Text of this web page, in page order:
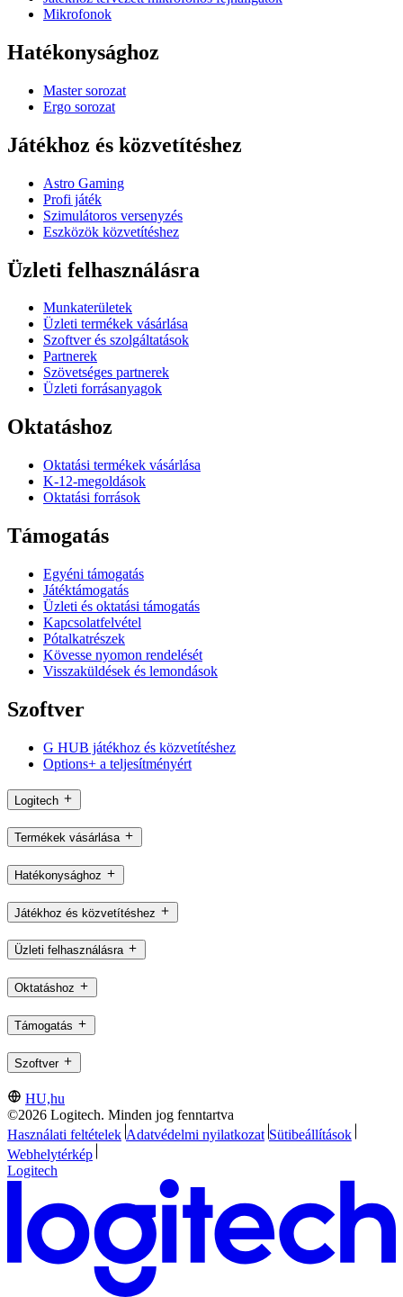
Mikrofonok
Hatékonysághoz
Master sorozat
Ergo sorozat
Játékhoz és közvetítéshez
Astro Gaming
Profi játék
Szimulátoros versenyzés
Eszközök közvetítéshez
Üzleti felhasználásra
Munkaterületek
Üzleti termékek vásárlása
Szoftver és szolgáltatások
Partnerek
Szövetséges partnerek
Üzleti forrásanyagok
Oktatáshoz
Oktatási termékek vásárlása
K-12-megoldások
Oktatási források
Támogatás
Egyéni támogatás
Játéktámogatás
Üzleti és oktatási támogatás
Kapcsolatfelvétel
Pótalkatrészek
Kövesse nyomon rendelését
Visszaküldések és lemondások
Szoftver
G HUB játékhoz és közvetítéshez
Options+ a teljesítményért
Logitech
Termékek vásárlása
Hatékonysághoz
Játékhoz és közvetítéshez
Üzleti felhasználásra
Oktatáshoz
Támogatás
Szoftver
HU,hu
©2026 Logitech. Minden jog fenntartva
Használati feltételek Adatvédelmi nyilatkozat Sütibeállítások
Webhelytérkép
Logitech